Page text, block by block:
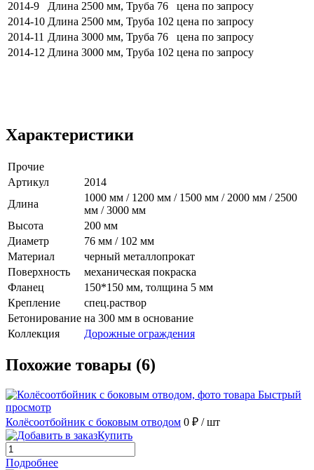
2014-9 Длина 2500 мм, Труба 76
цена по запросу
2014-10 Длина 2500 мм, Труба 102 цена по запросу
2014-11 Длина 3000 мм, Труба 76
цена по запросу
2014-12 Длина 3000 мм, Труба 102 цена по запросу
Характеристики
Прочие
Артикул
2014
Длина
1000 мм / 1200 мм / 1500 мм / 2000 мм / 2500
мм / 3000 мм
Высота
200 мм
Диаметр
76 мм / 102 мм
Материал
черный металлопрокат
Поверхность
механическая покраска
Фланец
150*150 мм, толщина 5 мм
Крепление
спец.раствор
Бетонирование на 300 мм в основание
Коллекция
Дорожные ограждения
Похожие товары (6)
Быстрый
просмотр
Колёсоотбойник с боковым отводом 0 ₽ / шт
Купить
Подробнее